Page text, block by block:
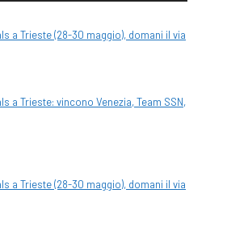
a Trieste (28-30 maggio), domani il via
a Trieste: vincono Venezia, Team SSN,
a Trieste (28-30 maggio), domani il via